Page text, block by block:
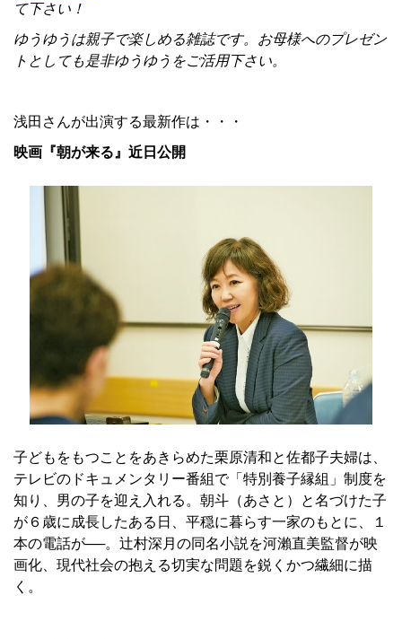
て下さい！
ゆうゆうは親子で楽しめる雑誌です。お母様へのプレゼン
トとしても是非ゆうゆうをご活用下さい。
浅田さんが出演する最新作は・・・
映画『朝が来る』近日公開
子どもをもつことをあきらめた栗原清和と佐都子夫婦は、
テレビのドキュメンタリー番組で「特別養子縁組」制度を
知り、男の子を迎え入れる。朝斗（あさと）と名づけた子
が６歳に成長したある日、平穏に暮らす一家のもとに、１
本の電話が──。辻村深月の同名小説を河瀨直美監督が映
画化、現代社会の抱える切実な問題を鋭くかつ繊細に描
く。